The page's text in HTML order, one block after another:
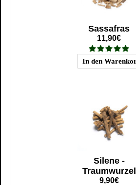
Sassafras
11,90€
Silene -
Traumwurzel
9,90€